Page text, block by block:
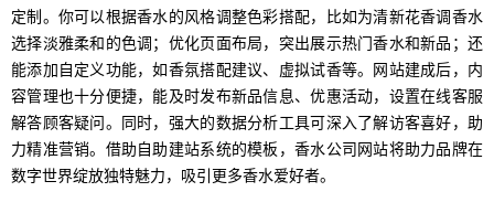
定制。你可以根据香水的风格调整色彩搭配，比如为清新花香调香水
选择淡雅柔和的色调；优化页面布局，突出展示热门香水和新品；还
能添加自定义功能，如香氛搭配建议、虚拟试香等。网站建成后，内
容管理也十分便捷，能及时发布新品信息、优惠活动，设置在线客服
解答顾客疑问。同时，强大的数据分析工具可深入了解访客喜好，助
力精准营销。借助自助建站系统的模板，香水公司网站将助力品牌在
数字世界绽放独特魅力，吸引更多香水爱好者。